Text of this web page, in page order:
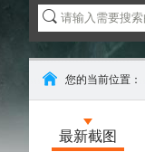
您的当前位置：
最新截图